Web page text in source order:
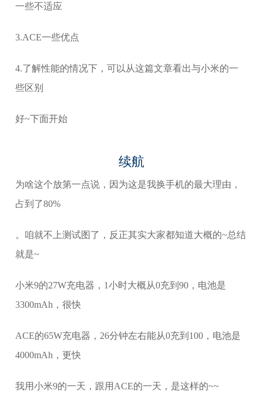
一些不适应
3.ACE一些优点
4.了解性能的情况下，可以从这篇文章看出与小米的一
些区别
好~下面开始
续航
为啥这个放第一点说，因为这是我换手机的最大理由，
占到了80%
。咱就不上测试图了，反正其实大家都知道大概的~总结
就是~
小米9的27W充电器，1小时大概从0充到90，电池是
3300mAh，很快
ACE的65W充电器，26分钟左右能从0充到100，电池是
4000mAh，更快
我用小米9的一天，跟用ACE的一天，是这样的~~